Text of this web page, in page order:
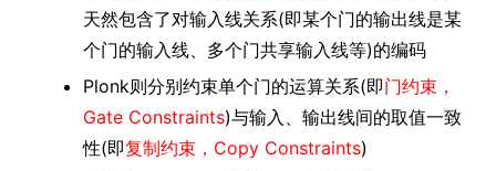
天然包含了对输入线关系(即某个门的输出线是某
个门的输入线、多个门共享输入线等)的编码
Plonk则分别约束单个门的运算关系(即门约束，
Gate Constraints)与输入、输出线间的取值一致
性(即复制约束，Copy Constraints)